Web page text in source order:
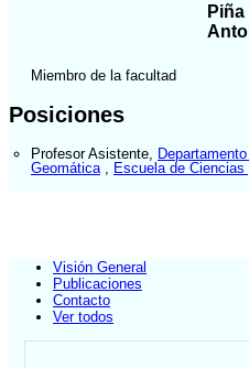
Miembro de la facultad
Posiciones
Profesor Asistente
Geomática
Escuela de
Visión General
Publicaciones
Contacto
Ver todos